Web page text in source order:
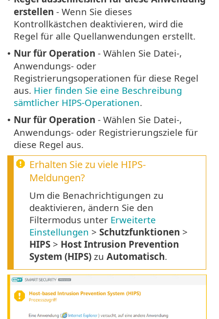
erstellen - Wenn Sie dieses
Kontrollkästchen deaktivieren, wird die
Regel für alle Quellanwendungen erstellt.
• Nur für Operation - Wählen Sie Datei-,
Anwendungs- oder
Registrierungsoperationen für diese Regel
aus. Hier finden Sie eine Beschreibung
sämtlicher HIPS-Operationen.
• Nur für Operation - Wählen Sie Datei-,
Anwendungs- oder Registrierungsziele für
diese Regel aus.
Erhalten Sie zu viele HIPS-
Meldungen?
Um die Benachrichtigungen zu
deaktivieren, ändern Sie den
Filtermodus unter Erweiterte
Einstellungen > Schutzfunktionen >
HIPS > Host Intrusion Prevention
System (HIPS) zu Automatisch.